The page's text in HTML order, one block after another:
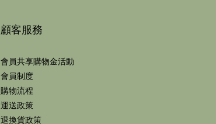
顧客服務
會員共享購物金活動
會員制度
購物流程
運送政策
退換貨政策